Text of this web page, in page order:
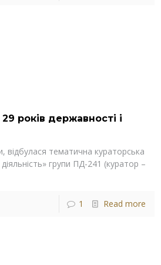
років державності і
відбулася тематична кураторська
групи ПД-241 (куратор –
1 Read more